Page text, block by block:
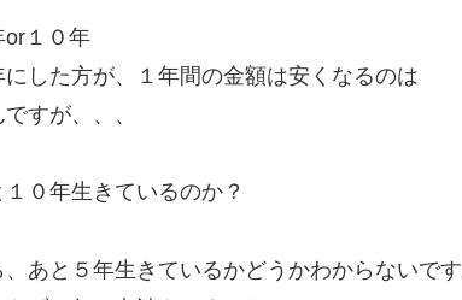
or１０年
にした方が、１年間の金額は安くなるのは
すが、、、
０年生きているのか？
あと５年生きているかどうかわからないです